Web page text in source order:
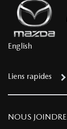
English
Liens rapides
NOUS JOINDRE